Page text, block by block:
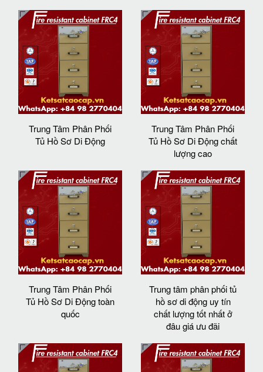
Trung Tâm Phân Phối
Tủ Hồ Sơ Di Động
Trung Tâm Phân Phối
Tủ Hồ Sơ Di Động chất
lượng cao
Trung Tâm Phân Phối
Tủ Hồ Sơ Di Động toàn
quốc
Trung tâm phân phối tủ
hồ sơ di động uy tín
chất lượng tốt nhất ở
đâu giá ưu đãi